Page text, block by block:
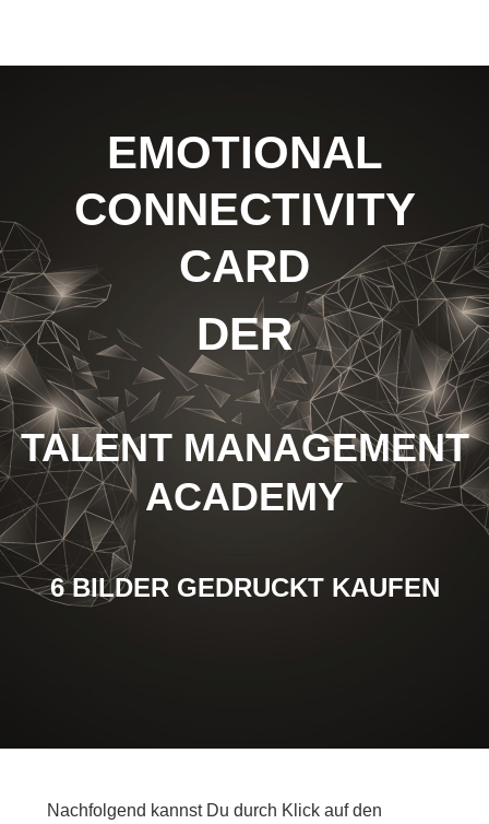
EMOTIONAL
CONNECTIVITY
CARD
DER
TALENT MANAGEMENT
ACADEMY
6 BILDER GEDRUCKT KAUFEN
Nachfolgend kannst Du durch Klick auf den